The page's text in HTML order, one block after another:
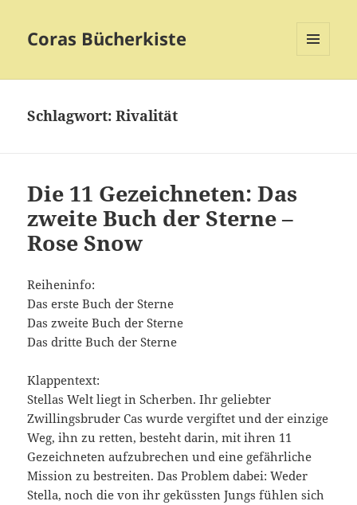
Coras Bücherkiste
Schlagwort:Rivalität
Die 11 Gezeichneten: Das
zweite Buch der Sterne –
Rose Snow
Reiheninfo:
Das erste Buch der Sterne
Das zweite Buch der Sterne
Das dritte Buch der Sterne
Klappentext:
Stellas Welt liegt in Scherben. Ihr geliebter
Zwillingsbruder Cas wurde vergiftet und der einzige
Weg, ihn zu retten, besteht darin, mit ihren 11
Gezeichneten aufzubrechen und eine gefährliche
Mission zu bestreiten. Das Problem dabei: Weder
Stella, noch die von ihr geküssten Jungs fühlen sich